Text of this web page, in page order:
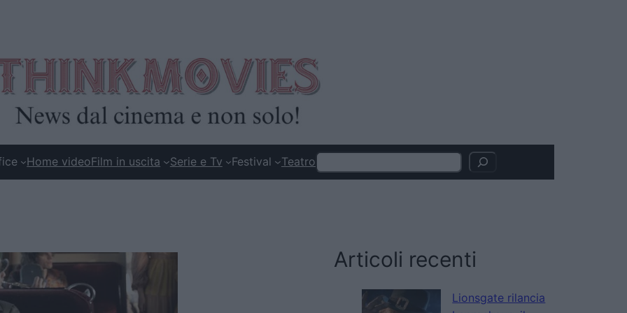
Home videoFilm in uscita Serie e Tv Festival TeatroSearch
Articoli recenti
Lionsgate rilancia